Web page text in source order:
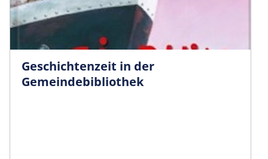
Geschichtenzeit in der
Gemeindebibliothek